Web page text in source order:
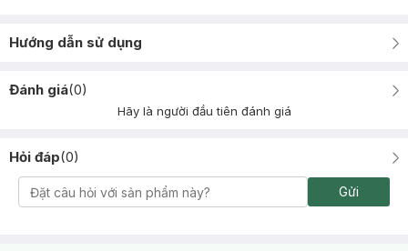
Hướng dẫn sử dụng
Đánh giá(0)
Hãy là người đầu tiên đánh giá
Hỏi đáp(0)
Gửi